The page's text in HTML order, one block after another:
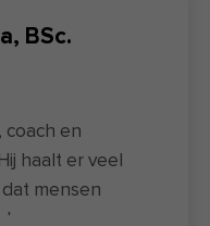
BSc.
coach en
haalt er veel
mensen
en